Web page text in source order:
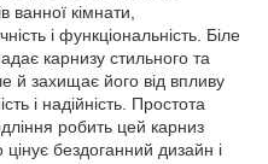
ванної кімнати,
і функціональність. Біле
карнизу стильного та
й захищає його від впливу
і надійність. Простота
робить цей карниз
бездоганний дизайн і